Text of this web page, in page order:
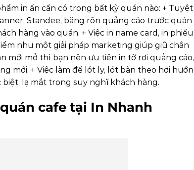
in ấn cần có trong bất kỳ quán nào: + Tuyệt
Standee, băng rôn quảng cáo trước quán
hàng vào quán. + Việc in name card, in phiếu
như một giải pháp marketing giúp giữ chân
mới mở thì bạn nên ưu tiên in tờ rơi quảng cáo,
mới. + Việc làm đế lót ly, lót bàn theo hơi
lạ mắt trong suy nghĩ khách hàng.
cafe tại In Nhanh